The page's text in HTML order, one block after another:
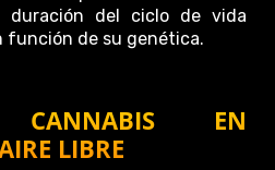
duración del ciclo de vida
función de su genética.
CANNABIS EN
LIBRE